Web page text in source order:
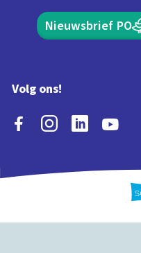
Nieuwsbrief PO
Volg ons!